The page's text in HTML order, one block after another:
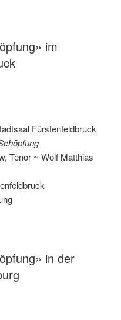
im
Fürstenfeldbruck
Tenor ~ Wolf Matthias
in der